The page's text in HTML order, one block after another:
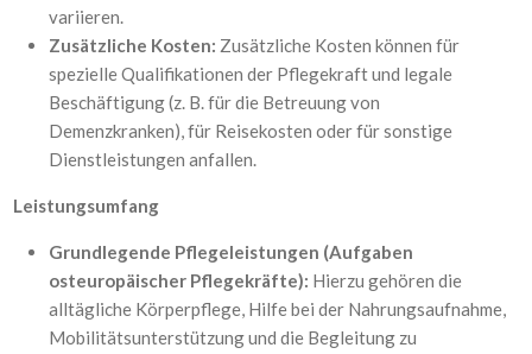
variieren.
Zusätzliche Kosten: Zusätzliche Kosten können für
spezielle Qualifikationen der Pflegekraft und legale
Beschäftigung (z. B. für die Betreuung von
Demenzkranken), für Reisekosten oder für sonstige
Dienstleistungen anfallen.
Leistungsumfang
Grundlegende Pflegeleistungen (Aufgaben
osteuropäischer Pflegekräfte): Hierzu gehören die
alltägliche Körperpflege, Hilfe bei der Nahrungsaufnahme,
Mobilitätsunterstützung und die Begleitung zu